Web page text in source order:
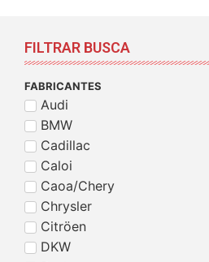
FILTRAR BUSCA
FABRICANTES
Audi
BMW
Cadillac
Caloi
Caoa/Chery
Chrysler
Citröen
DKW